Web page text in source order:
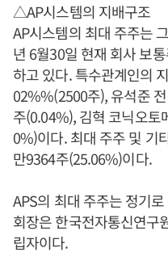
△AP시스템의 지배구조
AP시스템의 최대 주주는
년 6월30일 현재 회사 보
하고 있다. 특수관계인의
02%%(2500주), 유석준
주(0.04%), 김혁 코닉오토
0%)이다. 최대 주주 및 기
만9364주(25.06%)이다.
APS의 최대 주주는 정기
회장은 한국전자통신연구
립자이다.